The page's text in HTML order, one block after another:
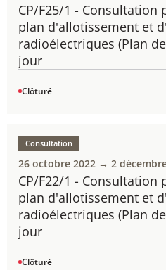
CP/F25/1 - Consultation
plan d'allotissement et
radioélectriques (Plan
jour
Clôturé
CP/F22/1 - Consultation
plan d'allotissement et
radioélectriques (Plan
jour
Consultation
26 octobre 2022 → 2
Clôturé